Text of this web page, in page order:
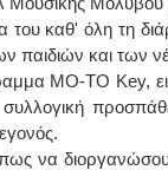
καθ' όλη τη
παιδιών και των
ΜΟ-TO Key,
συλλογική
να